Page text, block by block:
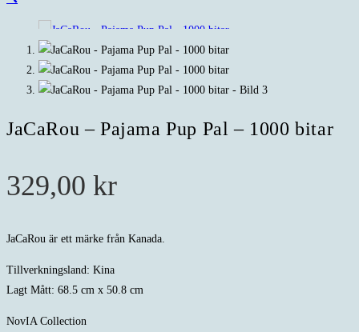
JaCaRou – Pajama Pup Pal – 1000 bitar
329,00 kr
JaCaRou är ett märke från Kanada.
Tillverkningsland: Kina
Lagt Mått: 68.5 cm x 50.8 cm
NovIA Collection